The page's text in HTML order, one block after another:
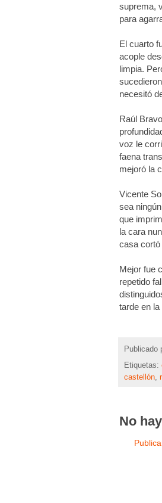
suprema,
para
El cuarto
acople
limpia.
necesitó
Raúl
voz le
faena
mejoró la
Vicente
sea
que
la cara
casa
Mejor fue
repetido
tarde en
Publicado
Etiquetas:
castellón,
No